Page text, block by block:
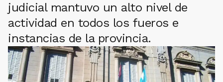
judicial mantuvo un alto nivel de
actividad en todos los fueros e
instancias de la provincia.